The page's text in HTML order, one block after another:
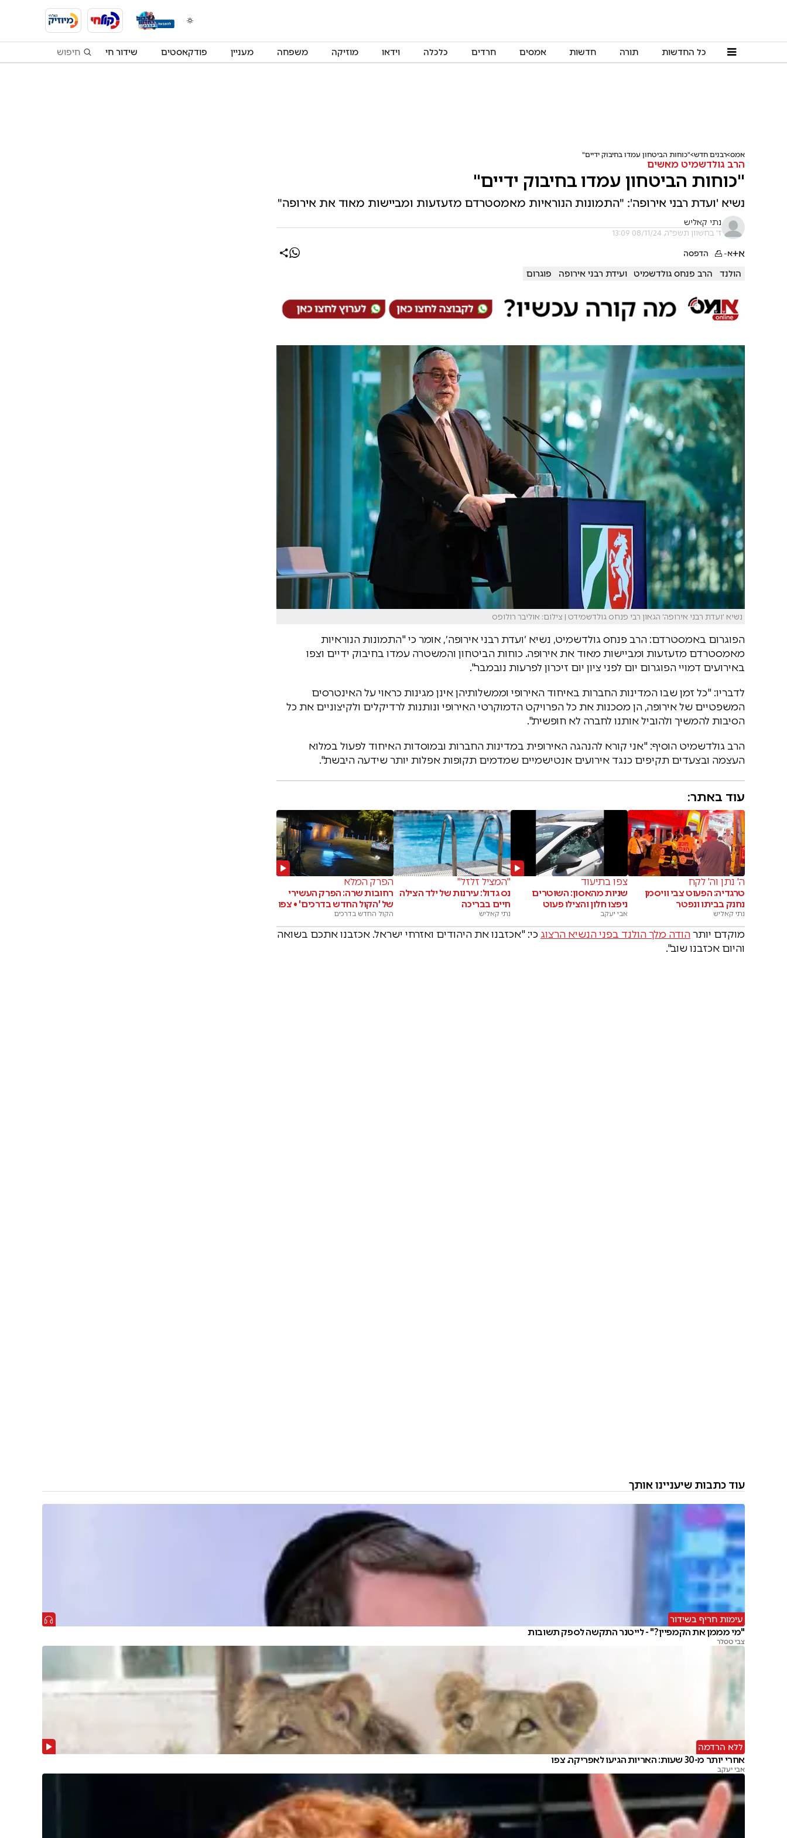
כל החדשות תורה חדשות אמסים חרדים כלכלה וידאו מוזיקה משפחה מעניין פודקאסטים שידור חי
אמס רבנים חדש "כוחות הביטחון עמדו בחיבוק ידיים"
הרב גולדשמיט מאשים
"כוחות הביטחון עמדו בחיבוק ידיים"
נשיא 'ועדת רבני אירופה': "התמונות הנוראיות מאמסטרדם מזעזעות ומביישות מאוד את אירופה"
נתי קאליש
ז' בחשוון תשפ"ה, 08/11/24 13:09
א+א- הדפסה
הולנד הרב פנחס גולדשמיט ועידת רבני אירופה פוגרום
נשיא ׳ועדת רבני אירופה׳ הגאון רבי פנחס גולדשמידט | צילום: אוליבר רולופס
הפוגרום באמסטרדם: הרב פנחס גולדשמיט, נשיא ׳ועדת רבני אירופה׳, אומר כי "התמונות הנוראיות
מאמסטרדם מזעזעות ומביישות מאוד את אירופה. כוחות הביטחון והמשטרה עמדו בחיבוק ידיים וצפו
באירועים דמויי הפוגרום יום לפני ציון יום זיכרון לפרעות נובמבר".
לדבריו: "כל זמן שבו המדינות החברות באיחוד האירופי וממשלותיהן אינן מגינות כראוי על האינטרסים
המשפטיים של אירופה, הן מסכנות את כל הפרויקט הדמוקרטי האירופי ונותנות לרדיקלים ולקיצוניים את כל
הסיבות להמשיך ולהוביל אותנו לחברה לא חופשית".
הרב גולדשמיט הוסיף: "אני קורא להנהגה האירופית במדינות החברות ובמוסדות האיחוד לפעול במלוא
העצמה ובצעדים תקיפים כנגד אירועים אנטישמיים שמדמים תקופות אפלות יותר שידעה היבשת".
עוד באתר:
ה' נתן וה' לקח
טרגדיה: הפעוט צבי וויסמן
נחנק בביתו ונפטר
נתי קאליש
צפו בתיעוד
שניות מהאסון: השוטרים
ניפצו חלון והצילו פעוט
אבי יעקב
"המציל זלזל"
נס גדול: עירנות של ילד הצילה
חיים בבריכה
נתי קאליש
הפרק המלא
רחובות שרה: הפרק העשירי
של 'הקול החדש בדרכים' • צפו
הקול החדש בדרכים
מוקדם יותר הודה מלך הולנד בפני הנשיא הרצוג כי: "אכזבנו את היהודים ואזרחי ישראל. אכזבנו אתכם בשואה
והיום אכזבנו שוב".
עוד כתבות שיעניינו אותך
עימות חריף בשידור
"מי מממן את הקמפיין?" - לייטנר התקשה לספק תשובות
צבי טסלר
ללא הרדמה
אחרי יותר מ-30 שעות: האריות הגיעו לאפריקה. צפו
אבי יעקב